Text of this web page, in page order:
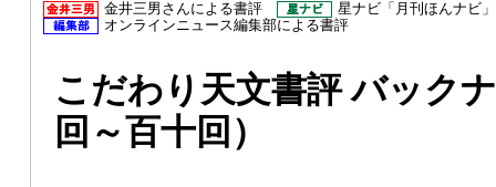
金井三男さんによる書評
星ナビ「月刊ほんナビ
オンラインニュース編集部による書評
こだわり天文書評 バック
回～百十回）